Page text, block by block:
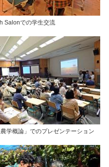
Salonでの学生交流
農学概論」でのプレゼンテーション